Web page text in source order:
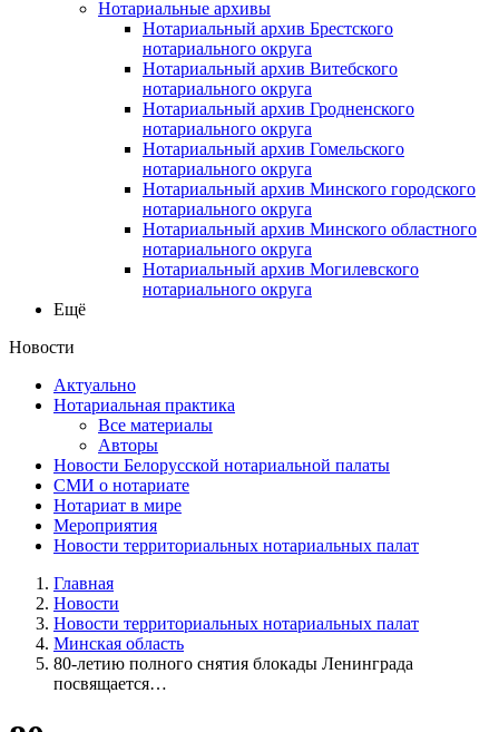
Нотариальные архивы
Нотариальный архив Брестского
нотариального округа
Нотариальный архив Витебского
нотариального округа
Нотариальный архив Гродненского
нотариального округа
Нотариальный архив Гомельского
нотариального округа
Нотариальный архив Минского городского
нотариального округа
Нотариальный архив Минского областного
нотариального округа
Нотариальный архив Могилевского
нотариального округа
Ещё
Новости
Актуально
Нотариальная практика
Все материалы
Авторы
Новости Белорусской нотариальной палаты
СМИ о нотариате
Нотариат в мире
Мероприятия
Новости территориальных нотариальных палат
Главная
Новости
Новости территориальных нотариальных палат
Минская область
80-летию полного снятия блокады Ленинграда
посвящается…